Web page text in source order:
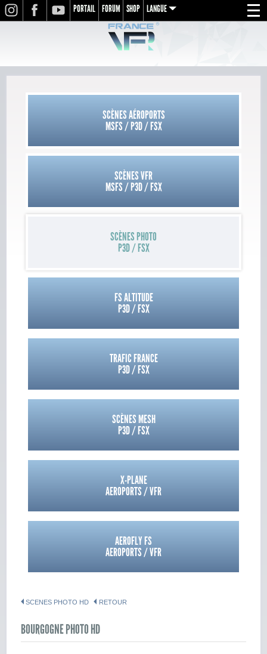
Menu
INSTAGRAMFACEBOOKYOUTUBE
PORTAIL FORUM SHOP LANGUE
de
SCÈNES AÉROPORTS
MSFS / P3D / FSX
SCÈNES VFR
MSFS / P3D / FSX
SCÈNES PHOTO
P3D / FSX
FS ALTITUDE
P3D / FSX
TRAFIC FRANCE
P3D / FSX
SCÈNES MESH
P3D / FSX
X-PLANE
AEROPORTS / VFR
AEROFLY FS
AEROPORTS / VFR
SCENES PHOTO HD RETOUR
BOURGOGNE PHOTO HD